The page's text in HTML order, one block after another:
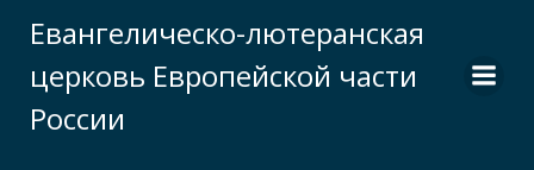
к
содержимому
Евангелическо-лютеранская
церковь Европейской части
России